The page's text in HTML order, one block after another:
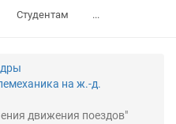
Студентам ...
на ж.-д.
движения поездов"